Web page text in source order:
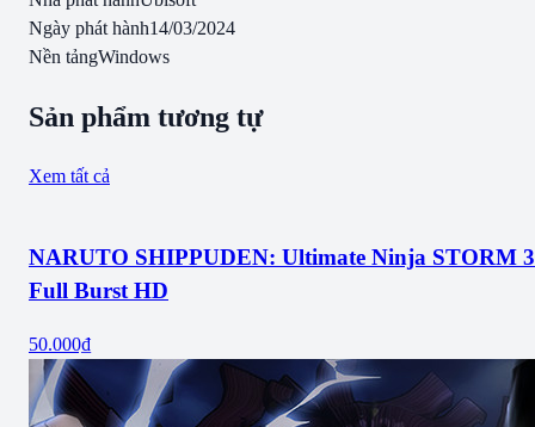
Ngày phát hành14/03/2024
Nền tảngWindows
Sản phẩm tương tự
Xem tất cả
NARUTO SHIPPUDEN: Ultimate Ninja STORM 3
Full Burst HD
50.000₫